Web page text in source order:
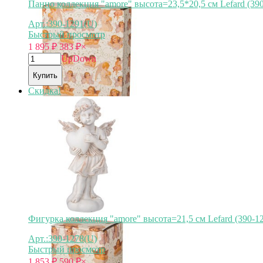
Панно коллекция "amore" высота=23,5*20,5 см Lefard
Арт.:390-1291(U)
Быстрый просмотр
1 895₽ 383₽×
UpDown
Купить
Скидка!
Фигурка коллекция "amore" высота=21,5 см Lefard (390-
Арт.:390-1278(U)
Быстрый просмотр